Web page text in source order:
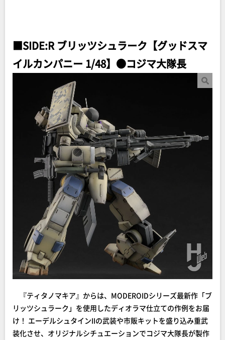
■SIDE:R ブリッツシュラーク【グッドスマ
イルカンパニー 1/48】●コジマ大隊長
『ティタノマキア』からは、MODEROIDシリーズ最新作「ブ
リッツシュラーク」を使用したディオラマ仕立ての作例をお届
け！ エーデルシュタインIIの武装や市販キットを盛り込み重武
装化させ、オリジナルシチュエーションでコジマ大隊長が製作